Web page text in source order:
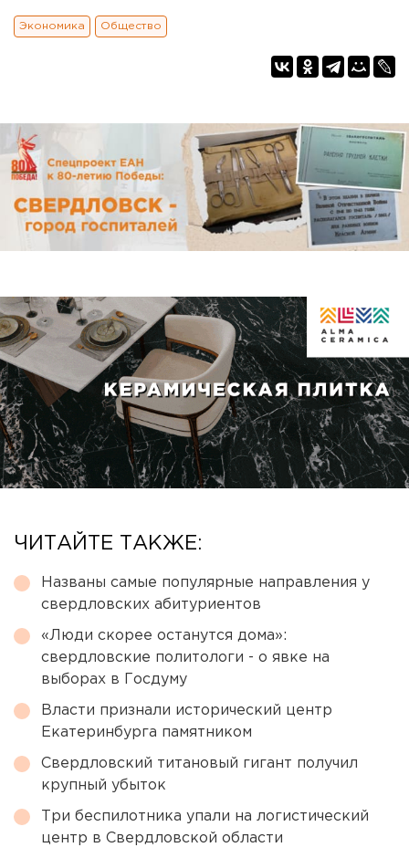
Экономика Общество
ЧИТАЙТЕ ТАКЖЕ:
Названы самые популярные направления у
свердловских абитуриентов
«Люди скорее останутся дома»:
свердловские политологи - о явке на
выборах в Госдуму
Власти признали исторический центр
Екатеринбурга памятником
Свердловский титановый гигант получил
крупный убыток
Три беспилотника упали на логистический
центр в Свердловской области